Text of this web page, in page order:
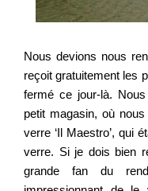
Nous devions nous
reçoit gratuitement les
fermé ce jour-là.
petit magasin, où
verre ‘Il Maestro’, qui
verre. Si je dois bien
grande fan du